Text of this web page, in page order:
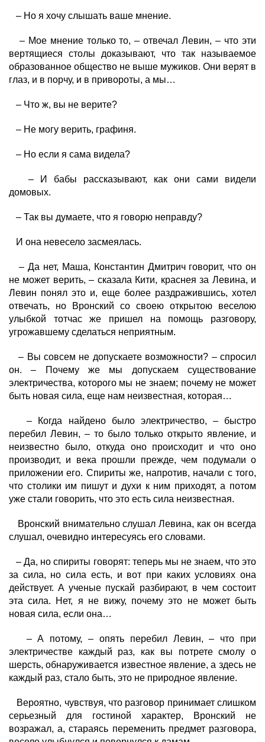
– Но я хочу слышать ваше мнение.
– Мое мнение только то, – отвечал Левин, – что эти
вертящиеся столы доказывают, что так называемое
образованное общество не выше мужиков. Они верят в
глаз, и в порчу, и в привороты, а мы…
– Что ж, вы не верите?
– Не могу верить, графиня.
– Но если я сама видела?
– И бабы рассказывают, как они сами видели
домовых.
– Так вы думаете, что я говорю неправду?
И она невесело засмеялась.
– Да нет, Маша, Константин Дмитрич говорит, что он
не может верить, – сказала Кити, краснея за Левина, и
Левин понял это и, еще более раздражившись, хотел
отвечать, но Вронский со своею открытою веселою
улыбкой тотчас же пришел на помощь разговору,
угрожавшему сделаться неприятным.
– Вы совсем не допускаете возможности? – спросил
он. – Почему же мы допускаем существование
электричества, которого мы не знаем; почему не может
быть новая сила, еще нам неизвестная, которая…
– Когда найдено было электричество, – быстро
перебил Левин, – то было только открыто явление, и
неизвестно было, откуда оно происходит и что оно
производит, и века прошли прежде, чем подумали о
приложении его. Спириты же, напротив, начали с того,
что столики им пишут и духи к ним приходят, а потом
уже стали говорить, что это есть сила неизвестная.
Вронский внимательно слушал Левина, как он всегда
слушал, очевидно интересуясь его словами.
– Да, но спириты говорят: теперь мы не знаем, что это
за сила, но сила есть, и вот при каких условиях она
действует. А ученые пускай разбирают, в чем состоит
эта сила. Нет, я не вижу, почему это не может быть
новая сила, если она…
– А потому, – опять перебил Левин, – что при
электричестве каждый раз, как вы потрете смолу о
шерсть, обнаруживается известное явление, а здесь не
каждый раз, стало быть, это не природное явление.
Вероятно, чувствуя, что разговор принимает слишком
серьезный для гостиной характер, Вронский не
возражал, а, стараясь переменить предмет разговора,